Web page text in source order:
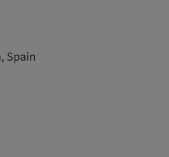
Spain